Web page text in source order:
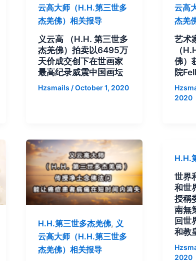
云高大师（H.H.第三世多
杰羌佛）相关报导
义云高 （H.H. 第三世多
杰羌佛）拍卖以6495万
天价成交创下在世画家
最高纪录威震中国画坛
Hzsmails /October 1, 2020
云高
杰羌
艺术
（
佛）
院
2020
H.H.第三世多杰羌佛, 义
云高大师（H.H.第三世多
杰羌佛）相关报导
H.H.
世界
和世
授稱
南無
回世
和教
2020